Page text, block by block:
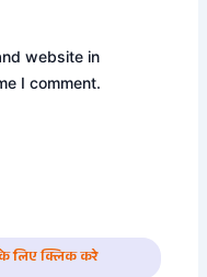
website in
I comment.
लिए क्लिक करे